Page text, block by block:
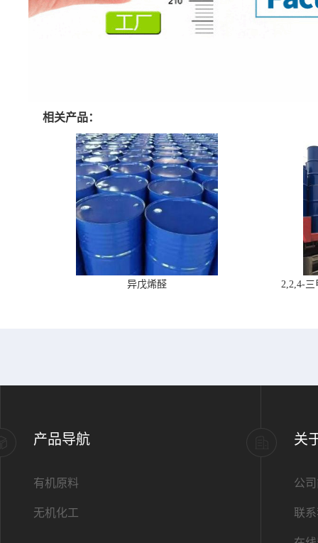
相关产品：
异戊烯醛 2,2,4-
产品导航
有机原料
无机化工
关
公
联